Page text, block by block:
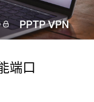
端口